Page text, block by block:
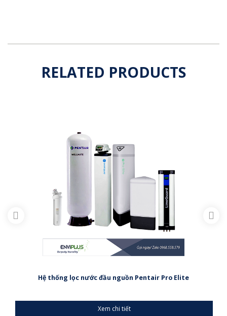
RELATED PRODUCTS
Hệ thống lọc nước đầu nguồn Pentair Pro Elite
Xem chi tiết